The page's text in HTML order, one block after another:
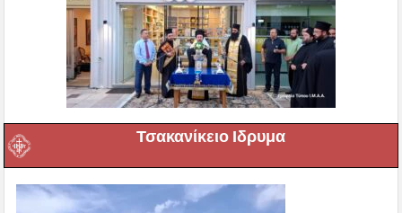
Τσακανίκειο Ιδρυμα